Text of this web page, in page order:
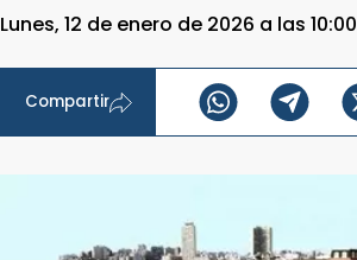
Lunes, 12 de enero de 2026 a las 10:00
Compartir